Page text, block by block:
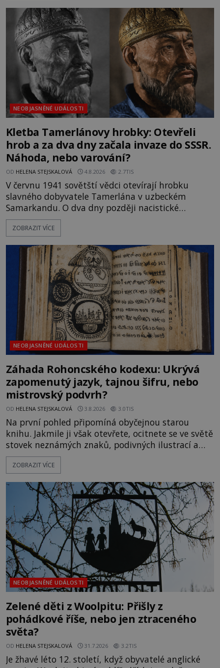
mezi vůdce protihusitského boje. Za manželku má
skutečně jistou
NEOBJASNĚNÉ UDÁLOSTI
Kletba Tamerlánovy hrobky: Otevřeli
hrob a za dva dny začala invaze do SSSR.
Náhoda, nebo varování?
OD HELENA STEJSKALOVÁ 4.8.2026 2.7TIS
V červnu 1941 sovětští vědci otevírají hrobku
slavného dobyvatele Tamerlána v uzbeckém
Samarkandu. O dva dny později nacistické
Německo zahajuje operaci Barbarossa a napadá
Sovětský svaz. Shoda dat je natolik zarážející, že se
na legendě něco pravdy, nebo jde jen o fascinující
souhru okolností? Když antropolog Michail
Gerasimov (1907-1970) a
ZOBRAZIT VÍCE
NEOBJASNĚNÉ UDÁLOSTI
Záhada Rohoncského kodexu: Ukrývá
zapomenutý jazyk, tajnou šifru, nebo
mistrovský podvrh?
OD HELENA STEJSKALOVÁ 3.8.2026 3.0TIS
Na první pohled připomíná obyčejnou starou
knihu. Jakmile ji však otevřete, ocitnete se ve světě
stovek neznámých znaků, podivných ilustrací a
textu, který už téměř dvě století vzdoruje všem
pokusům o rozluštění. Rohoncský kodex patří mezi
jistotou neví, kdo jej napsal, kdy vznikl ani co
vlastně vypráví. Rohoncský kodex se poprvé
objevuje v roce
ZOBRAZIT VÍCE
NEOBJASNĚNÉ UDÁLOSTI
Zelené děti z Woolpitu: Přišly z
pohádkové říše, nebo jen ztraceného
světa?
OD HELENA STEJSKALOVÁ 31.7.2026 3.2TIS
Je žhavé léto 12. století, když obyvatelé anglické